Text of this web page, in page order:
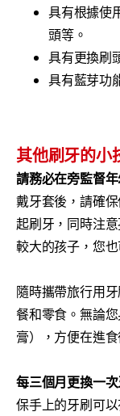
具有根據使
頭等。
具有更換刷
具有藍芽功
其他刷牙的小
請務必在旁監督年
戴牙套後，請確
起刷牙，同時注
較大的孩子，您
隨時攜帶旅行用
餐和零食。無論
膏），方便在進
每三個月更換一
保手上的牙刷可